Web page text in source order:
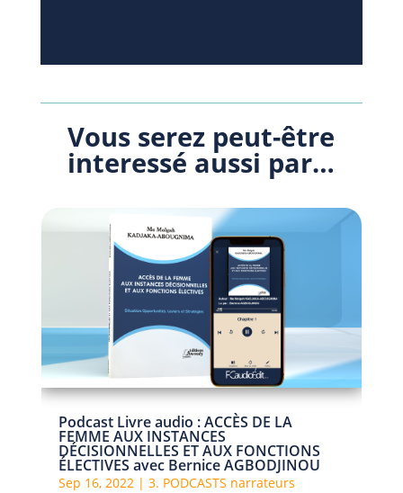
Vous serez peut-être
interessé aussi par…
Podcast Livre audio : ACCÈS DE LA
FEMME AUX INSTANCES
DÉCISIONNELLES ET AUX FONCTIONS
ÉLECTIVES avec Bernice AGBODJINOU
Sep 16, 2022| 3. PODCASTS narrateurs